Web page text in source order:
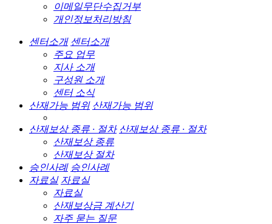
이메일무단수집거부
개인정보처리방침
센터소개 센터소개
주요 업무
지사 소개
구성원 소개
센터 소식
산재가능 범위 산재가능 범위
산재보상 종류 · 절차 산재보상 종류 · 절차
산재보상 종류
산재보상 절차
승인사례 승인사례
자료실 자료실
자료실
산재보상금 계산기
자주 묻는 질문